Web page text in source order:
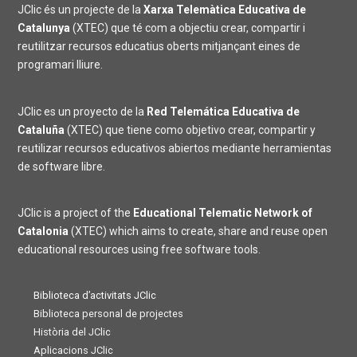
JClic és un projecte de la Xarxa Telemàtica Educativa de
Catalunya (XTEC) que té com a objectiu crear, compartir i
reutilitzar recursos educatius oberts mitjançant eines de
programari lliure.
JClic es un proyecto de la Red Telemática Educativa de
Cataluña (XTEC) que tiene como objetivo crear, compartir y
reutilizar recursos educativos abiertos mediante herramientas
de software libre.
JClic is a project of the Educational Telematic Network of
Catalonia (XTEC) which aims to create, share and reuse open
educational resources using free software tools.
Biblioteca d’activitats JClic
Biblioteca personal de projectes
Història del JClic
Aplicacions JClic